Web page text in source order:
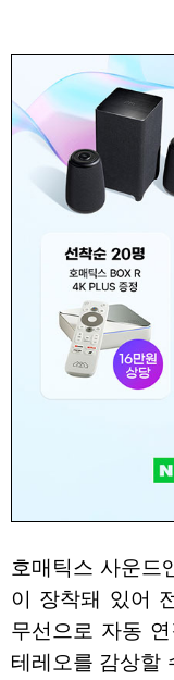
호매틱스 사운드
이 장착돼 있어
무선으로 자동
테레오를 감상할